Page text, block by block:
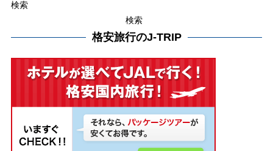
検索
検索
格安旅行のJ-TRIP